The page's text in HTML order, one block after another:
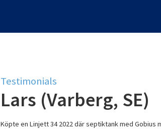
Testimonials
Lars (Varberg, SE)
Köpte en Linjett 34 2022 där septiktank med Gobius